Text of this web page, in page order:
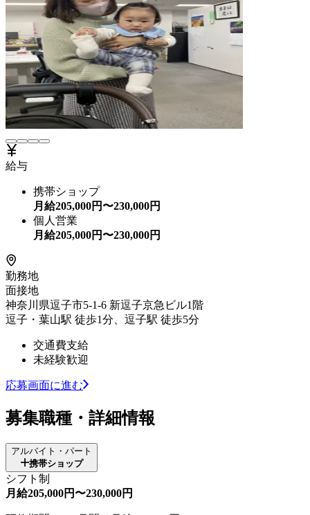
給与
携帯ショップ
月給205,000円〜230,000円
個人営業
月給205,000円〜230,000円
勤務地
面接地
神奈川県逗子市5-1-6 新逗子京急ビル1階
逗子・葉山駅 徒歩1分、逗子駅 徒歩5分
交通費支給
未経験歓迎
応募画面に進む
募集職種・詳細情報
アルバイト・パート
携帯ショップ
シフト制
月給205,000円〜230,000円